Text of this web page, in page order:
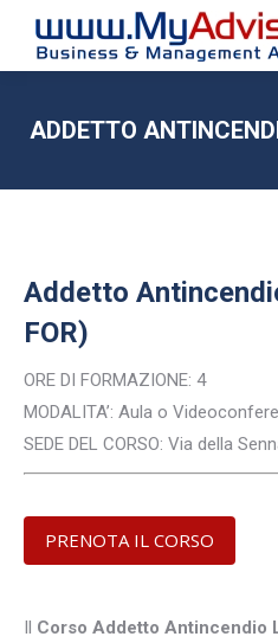
ADDETTO
Addetto
FOR)
ORE DI FORMAZIONE: 4
MODALITA’: Aula o
SEDE DEL CORSO: Via della
PRENOTA IL CORSO
Il Corso Addetto Antincendio